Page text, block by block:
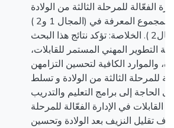
الفعّالة للمرحلة الثالثة من الولادة
ارتبط بشكل إيجابي بمجموع المعرفة في (المجال 1 و2 )
والممارسة في (المجال2 ). الخلاصة: تؤكد نتائج هذا البحث
التطوير المهني المستمر للقابلات،
والموارد الكافية لتحسين التزامهن
للمرحلة الثالثة من الولادة و تسلط
الحاجة إلى برامج التعليم والتدريب
القابلات في الإدارة الفعّالة للمرحلة
تقليل النزيف بعد الولادة وتحسين